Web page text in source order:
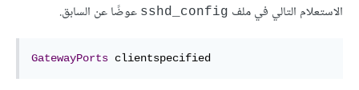
الاستعلام التالي في ملف sshd_config عوضًا عن السابق.
GatewayPorts clientspecified